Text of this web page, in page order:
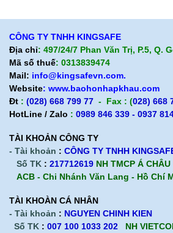
CÔNG TY TNHH KINGSAFE
Địa chỉ: 497/24/7 Phan Văn Trị, P.5, Q.
Mã số thuế: 0313839474
Mail: info@kingsafevn.com.
Website: www.baohonhapkhau.com
Đt : (028) 668 799 77 - Fax : (028) 668
HotLine / Zalo : 0989 846 339 - 0937
TÀI KHOẢN CÔNG TY
- Tài khoản : CÔNG TY TNHH
Số TK : 217712619 NH TMCP Á CHÂU
ACB - Chi Nhánh Văn Lang - Hồ Chí
TÀI KHOÀN CÁ NHÂN
- Tài khoản : NGUYEN CHINH KIEN
Số TK : 007 100 1033 202
NH